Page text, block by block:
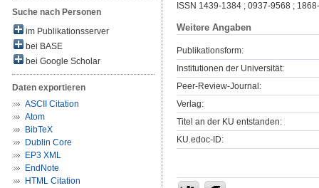
Suche nach Personen
im Publikationsserver
bei BASE
bei Google Scholar
Daten exportieren
ASCII Citation
Atom
BibTeX
Dublin Core
EP3 XML
EndNote
HTML Citation
ISSN 1439-1384 ; 0937-9568 ;
Weitere Angaben
Publikationsform:
Institutionen der Universität:
Peer-Review-Journal:
Verlag:
Titel an der KU entstanden:
KU.edoc-ID: